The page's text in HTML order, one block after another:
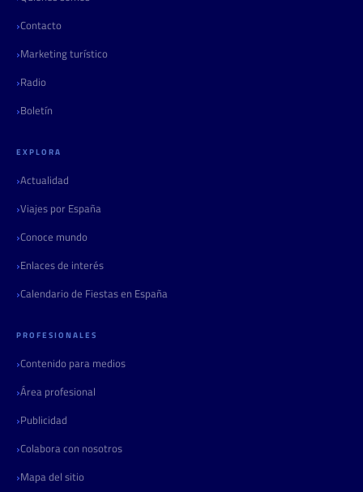
Contacto
Marketing turístico
Radio
Boletín
EXPLORA
Actualidad
Viajes por España
Conoce mundo
Enlaces de interés
Calendario de Fiestas en España
PROFESIONALES
Contenido para medios
Área profesional
Publicidad
Colabora con nosotros
Mapa del sitio